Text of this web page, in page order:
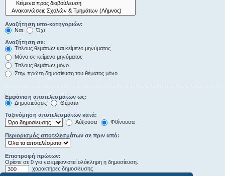
Αναζήτηση υπο-κατηγοριών:
Ναι
Όχι
Αναζήτηση σε:
Τίτλους θεμάτων και κείμενο μηνύματος
Μόνο σε κείμενο μηνύματος
Τίτλους θεμάτων μόνο
Στην πρώτη δημοσίευση του θέματος μόνο
Εμφάνιση αποτελεσμάτων ως:
Δημοσιεύσεις
Θέματα
Ταξινόμηση αποτελεσμάτων κατά:
Αύξουσα
Φθίνουσα
Περιορισμός αποτελεσμάτων σε πριν από:
Επιστροφή πρώτων:
Ορίστε σε 0 για να εμφανιστεί ολόκληρη η δημοσίευση.
χαρακτήρες δημοσίευσης